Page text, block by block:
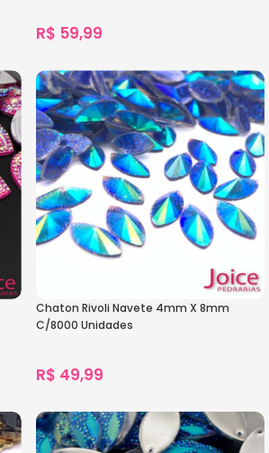
R$ 59,99
Ver Opções
Chaton Rivoli Navete 4mm X 8mm
C/8000 Unidades
R$ 49,99
Ver Opções